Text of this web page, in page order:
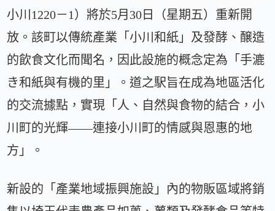
小川1220－1）將於5月30日（星期五）重新開
放。該町以傳統產業「小川和紙」及發酵、醸造
的飲食文化而聞名，因此設施的概念定為「手漉
き和紙與有機的里」。道之駅旨在成為地區活化
的交流據點，實現「人、自然與食物的結合，小
川町的光輝——連接小川町的情感與恩惠的地
方」。
新設的「產業地域振興施設」內的物販區域將銷